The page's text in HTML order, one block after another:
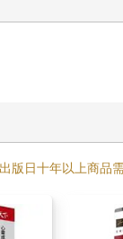
版日十年以上商品